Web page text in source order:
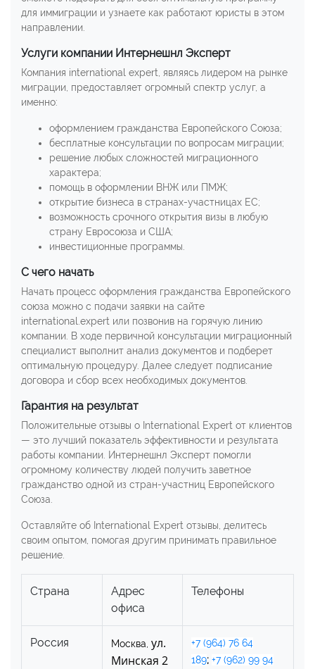
для иммиграции и узнаете как работают юристы в этом
направлении.
Услуги компании Интернешнл Эксперт
Компания international expert, являясь лидером на рынке
миграции, предоставляет огромный спектр услуг, а
именно:
оформлением гражданства Европейского Союза;
бесплатные консультации по вопросам миграции;
решение любых сложностей миграционного
характера;
помощь в оформлении ВНЖ или ПМЖ;
открытие бизнеса в странах-участницах ЕС;
возможность срочного открытия визы в любую
страну Евросоюза и США;
инвестиционные программы.
С чего начать
Начать процесс оформления гражданства Европейского
союза можно с подачи заявки на сайте
international.expert или позвонив на горячую линию
компании. В ходе первичной консультации миграционный
специалист выполнит анализ документов и подберет
оптимальную процедуру. Далее следует подписание
договора и сбор всех необходимых документов.
Гарантия на результат
Положительные отзывы о International Expert от клиентов
— это лучший показатель эффективности и результата
работы компании. Интернешнл Эксперт помогли
огромному количеству людей получить заветное
гражданство одной из стран-участниц Европейского
Союза.
Оставляйте об International Expert отзывы, делитесь
своим опытом, помогая другим принимать правильное
решение.
Страна
Адрес
офиса
Телефоны
Россия Москва, ул.
Минская 2
+7 (964) 76 64
189; +7 (962) 99 94